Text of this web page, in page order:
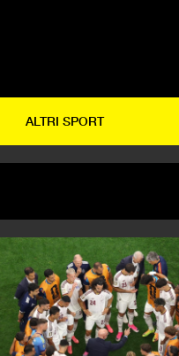
ALTRI SPORT
CALCIO